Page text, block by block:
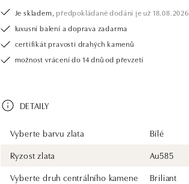
Je skladem, předpokládané dodání je už 18.08.2026.
luxusní balení a doprava zadarma
certifikát pravosti drahých kamenů
možnost vrácení do 14 dnů od převzetí
DETAILY
Vyberte barvu zlata
Bílé
Ryzost zlata
Au585
Vyberte druh centrálního kamene
Briliant